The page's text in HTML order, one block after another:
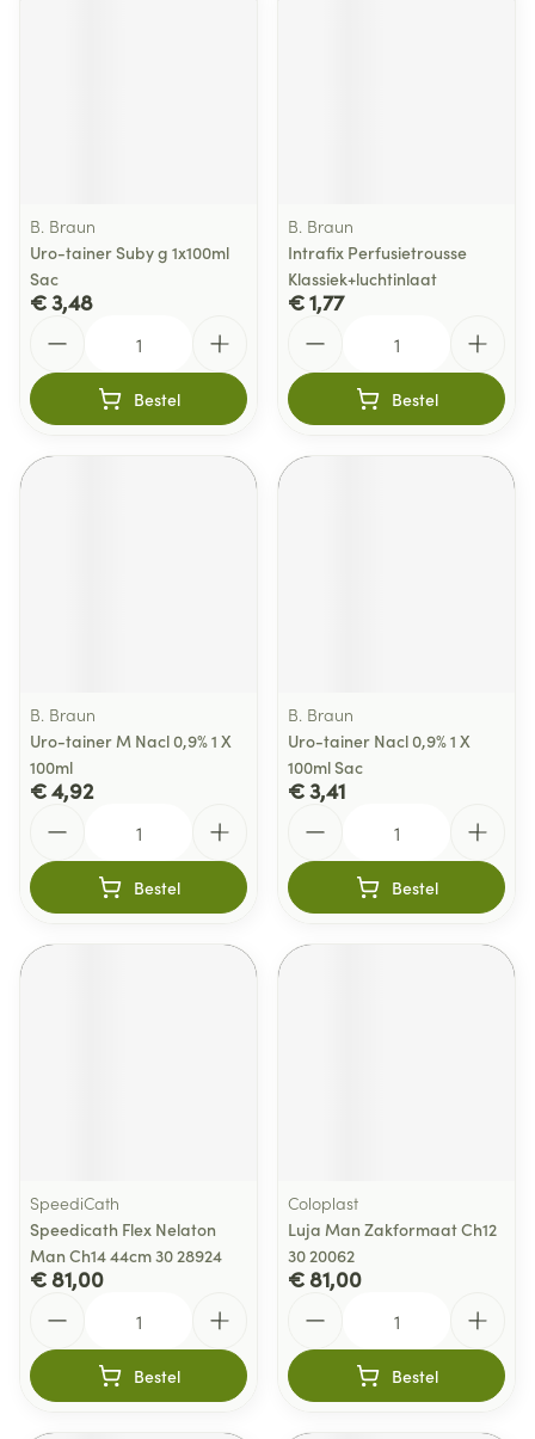
B. Braun
Uro-tainer Suby g 1x100ml
Sac
€ 3,48
Bestel
B. Braun
Intrafix Perfusietrousse
Klassiek+luchtinlaat
€ 1,77
Bestel
B. Braun
Uro-tainer M Nacl 0,9% 1 X
100ml
€ 4,92
Bestel
B. Braun
Uro-tainer Nacl 0,9% 1 X
100ml Sac
€ 3,41
Bestel
SpeediCath
Speedicath Flex Nelaton
Man Ch14 44cm 30 28924
€ 81,00
Bestel
Coloplast
Luja Man Zakformaat Ch12
30 20062
€ 81,00
Bestel